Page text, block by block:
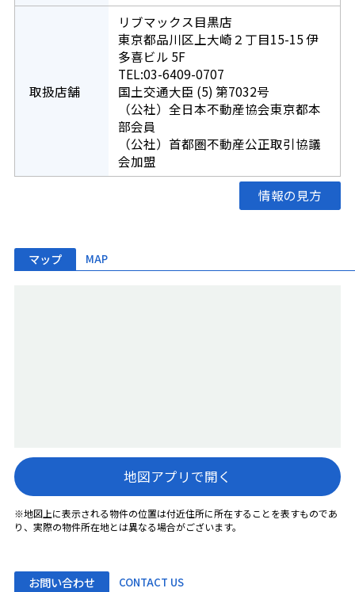
取扱店舗
リブマックス目黒店
東京都品川区上大崎２丁目15-15 伊
多喜ビル 5F
TEL:03-6409-0707
国土交通大臣 (5) 第7032号
（公社）全日本不動産協会東京都本
部会員
（公社）首都圏不動産公正取引協議
会加盟
情報の見方
マップ MAP
地図アプリで開く
※地図上に表示される物件の位置は付近住所に所在することを表すものであ
り、実際の物件所在地とは異なる場合がございます。
お問い合わせ CONTACT US